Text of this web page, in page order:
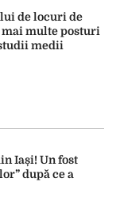
de locuri de
mai multe posturi
medii
Iași! Un fost
după ce a